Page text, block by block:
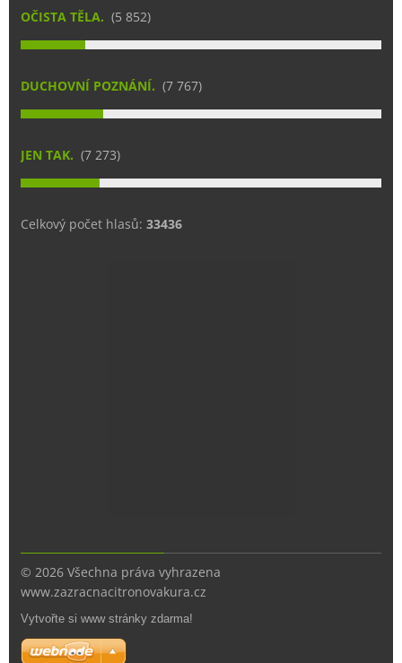
OČISTA TĚLA. (5 852)
DUCHOVNÍ POZNÁNÍ. (7 767)
JEN TAK. (7 273)
Celkový počet hlasů: 33436
© 2026 Všechna práva vyhrazena
www.zazracnacitronovakura.cz
Vytvořte si www stránky zdarma!